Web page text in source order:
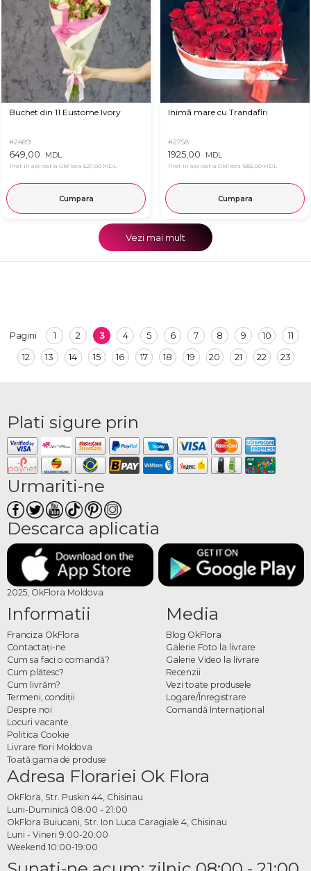
Buchet din 11 Eustome Ivory
#2489
649,00 MDL
Pret in aplicatia OkFlora 627,00 MDL
Cumpara
Inimă mare cu Trandafiri
#2758
1925,00 MDL
Pret in aplicatia OkFlora 1855,00 MDL
Cumpara
Vezi mai mult
Pagini 1 2 3 4 5 6 7 8 9 10
11
12
13 14 15 16 17 18 19 20 21 22 23
Plati sigure prin
Urmariti-ne
Descarca aplicatia
2025, OkFlora Moldova
Informatii
Franciza OkFlora
Contactaţi-ne
Cum sa faci o comandă?
Cum plătesc?
Cum livrăm?
Termeni, condiţii
Despre noi
Locuri vacante
Politica Cookie
Livrare flori Moldova
Toată gama de produse
Media
Blog OkFlora
Galerie Foto la livrare
Galerie Video la livrare
Recenzii
Vezi toate produsele
Logare/Înregistrare
Comandă Internațional
Adresa Florariei Ok Flora
OkFlora, Str. Puskin 44, Chisinau
Luni-Duminică 08:00 - 21:00
OkFlora Buiucani, Str. Ion Luca Caragiale 4, Chisinau
Luni - Vineri 9:00-20:00
Weekend 10:00-19:00